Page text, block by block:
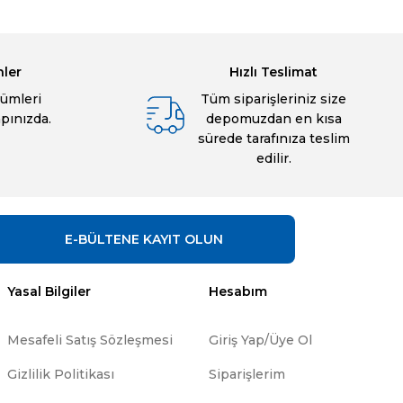
Hızlı Teslimat
Tüm siparişleriniz size
depomuzdan en kısa
sürede tarafınıza teslim
edilir.
E-BÜLTENE KAYIT OLUN
Yasal Bilgiler
Mesafeli Satış Sözleşmesi
Gizlilik Politikası
Hesabım
Giriş Yap/Üye Ol
Siparişlerim